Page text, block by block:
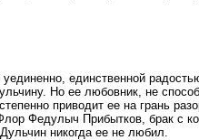
единственной
Но ее любовник, не
приводит ее на грань
Федулыч Прибытков, брак с
никогда ее не любил.